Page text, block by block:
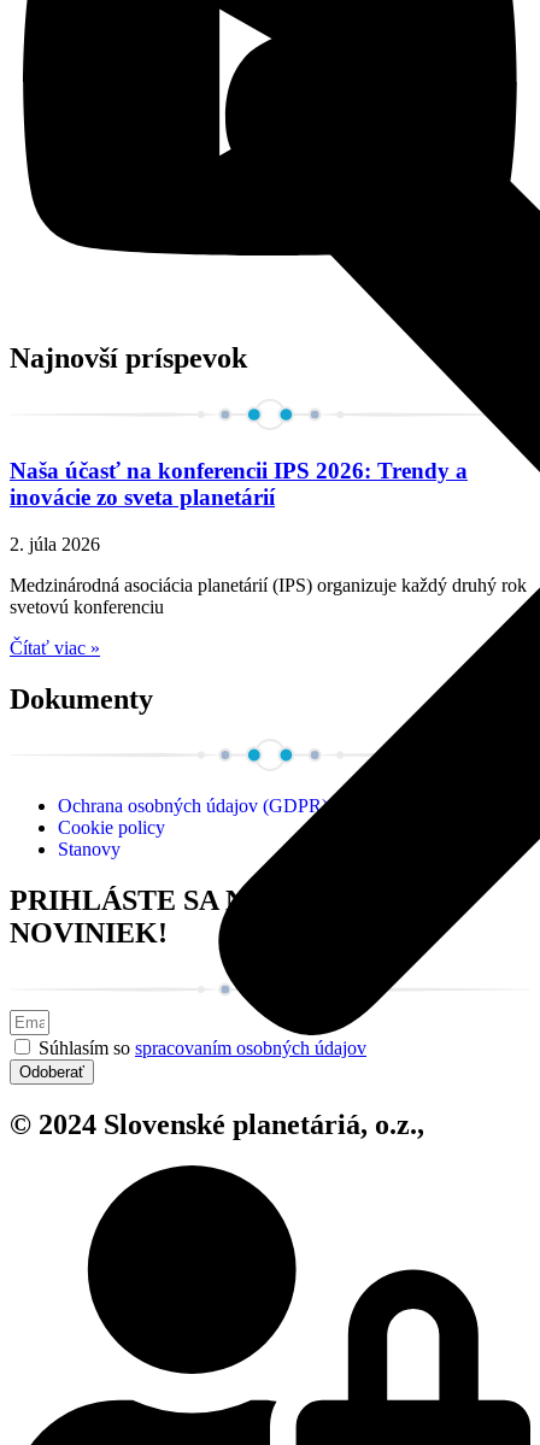
Najnovší príspevok
Naša účasť na konferencii IPS 2026: Trendy a
inovácie zo sveta planetárií
2. júla 2026
Medzinárodná asociácia planetárií (IPS) organizuje každý druhý rok
svetovú konferenciu
Čítať viac »
Dokumenty
Ochrana osobných údajov (GDPR)
Cookie policy
Stanovy
PRIHLÁSTE SA NA ODBER
NOVINIEK!
Súhlasím so spracovaním osobných údajov
Odoberať
© 2024 Slovenské planetáriá, o.z.,